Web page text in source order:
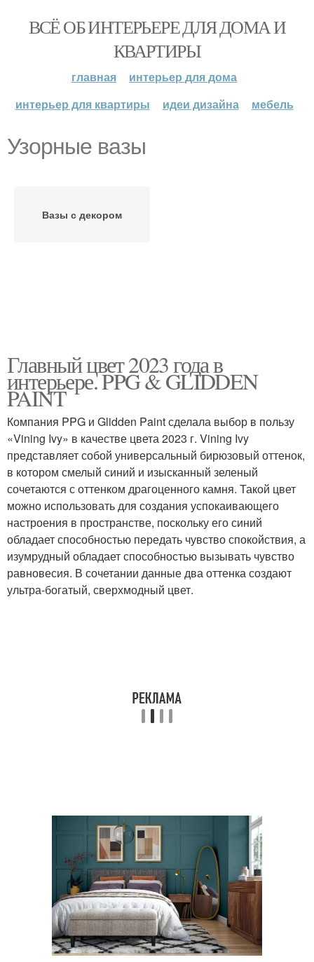
ВСЁ ОБ ИНТЕРЬЕРЕ ДЛЯ ДОМА И
КВАРТИРЫ
главная
интерьер для дома
интерьер для квартиры
идеи дизайна мебель
Узорные вазы
Вазы с декором
Главный цвет 2023 года в
интерьере. PPG & GLIDDEN
PAINT
Компания PPG и Glidden Paint сделала выбор в пользу
«Vining Ivy» в качестве цвета 2023 г. Vining Ivy
представляет собой универсальный бирюзовый оттенок,
в котором смелый синий и изысканный зеленый
сочетаются с оттенком драгоценного камня. Такой цвет
можно использовать для создания успокаивающего
настроения в пространстве, поскольку его синий
обладает способностью передать чувство спокойствия, а
изумрудный обладает способностью вызывать чувство
равновесия. В сочетании данные два оттенка создают
ультра-богатый, сверхмодный цвет.